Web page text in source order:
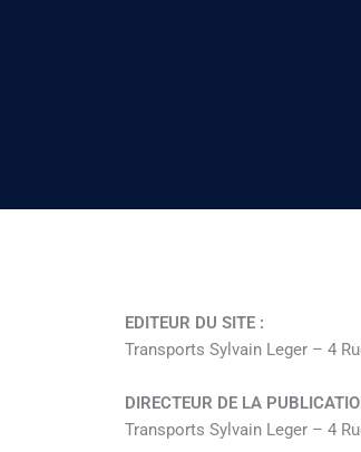
EDITEUR DU SITE :
Transports Sylvain Leger – 4
DIRECTEUR DE LA
Transports Sylvain Leger – 4